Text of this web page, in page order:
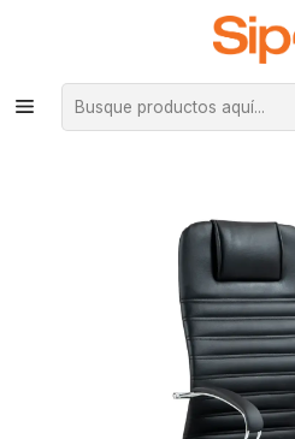
¡Compra hasta mediodía y recibe hoy!
Santiago. Envío gratis desde $29.990
Inicio Computación y Gamers
Silla Escritorio Oficina Vanto